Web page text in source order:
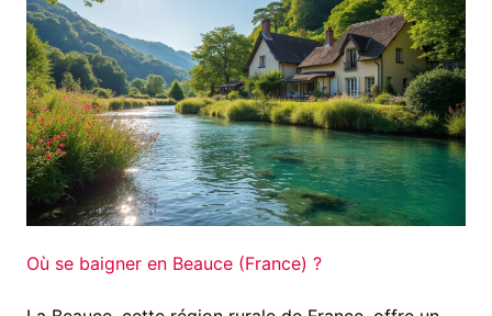
Où se baigner en Beauce (France) ?